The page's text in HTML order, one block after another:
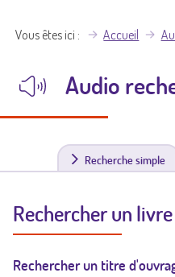
Vous êtes ici Accueil
Audio
Recherche simple
Rechercher un
Rechercher un titre